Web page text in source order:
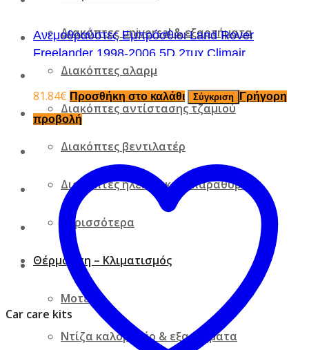
Διακόπτες universal & εξαρτήματα
Διακόπτες αλαρμ
Διακόπτες αντίστασης τζαμιού
Διακόπτες βεντιλατέρ
Διακόπτες ηλεκτρικών παραθύρων
Περισσότερα
Θέρμανση – Κλιματισμός
Μοτέρ
Ντίζα καλοριφέρ & εξαρτήματα
Car care kits
Ανεμοθραύστες Εμπρόσθιοι Land Rover
Freelander 1998-2006 5D 2τμχ Climair
81.84€ Προσθήκη στο καλάθι Σύγκριση
Γρήγορη
προβολή